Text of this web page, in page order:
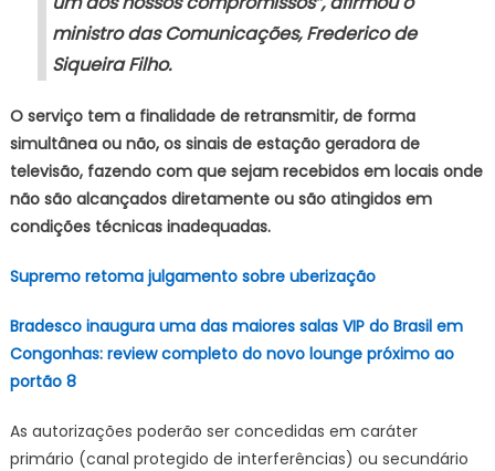
ministro das Comunicações, Frederico de
Siqueira Filho.
O serviço tem a finalidade de retransmitir, de forma
simultânea ou não, os sinais de estação geradora de
televisão, fazendo com que sejam recebidos em locais onde
não são alcançados diretamente ou são atingidos em
condições técnicas inadequadas.
Supremo retoma julgamento sobre uberização
Bradesco inaugura uma das maiores salas VIP do Brasil em
Congonhas: review completo do novo lounge próximo ao
portão 8
As autorizações poderão ser concedidas em caráter
primário (canal protegido de interferências) ou secundário